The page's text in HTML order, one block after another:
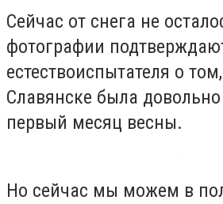
Сейчас от снега не
фотографии
естествоиспытателя о
Славянске была
первый месяц весны.
Но сейчас мы можем в